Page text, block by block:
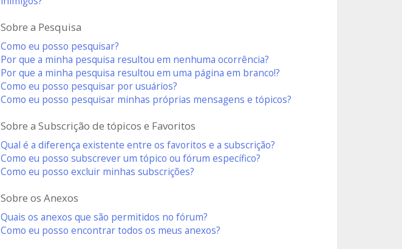
Sobre a Pesquisa
Como eu posso pesquisar?
Por que a minha pesquisa resultou em nenhuma ocorrência?
Por que a minha pesquisa resultou em uma página em branco!?
Como eu posso pesquisar por usuários?
Como eu posso pesquisar minhas próprias mensagens e tópicos?
Sobre a Subscrição de tópicos e Favoritos
Qual é a diferença existente entre os favoritos e a subscrição?
Como eu posso subscrever um tópico ou fórum específico?
Como eu posso excluir minhas subscrições?
Sobre os Anexos
Quais os anexos que são permitidos no fórum?
Como eu posso encontrar todos os meus anexos?